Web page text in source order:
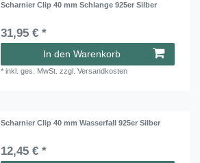
Scharnier Clip 40 mm Schlange 925er Silber
31,95 € *
In den Warenkorb
*inkl. ges. MwSt. zzgl.Versandkosten
Scharnier Clip 40 mm Wasserfall 925er Silber
12,45 € *